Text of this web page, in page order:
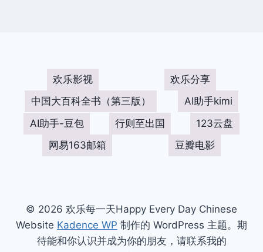
欢乐影视
欢乐分享
中国大百科全书（第三版）
AI助手kimi
AI助手-豆包
行则至出国
123云盘
网易163邮箱
豆瓣电影
© 2026 欢乐每一天Happy Every Day Chinese
Website Kadence WP 制作的 WordPress 主题。期
待能和你认识并成为你的朋友，请联系我的